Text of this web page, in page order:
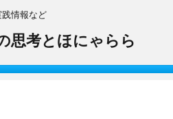
情報など
思考とほにゃらら